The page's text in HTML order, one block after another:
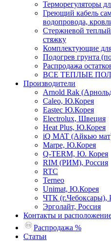
Терморегуляторы
Греющий кабель
водопровода,
Cтержневой
стяжку
Комплектующие
Подогрев грунта
Распродажа
ВСЕ ТЕПЛЫЕ
Производители
Arnold Rak
Caleo, Ю.Корея
Eastec Ю.Корея
Electrolux, Швеция
Heat Plus, Ю.Корея
iQ MAT (Айкью
Marpe, Ю.Корея
Q-TERM, Ю. Корея
RIM (РИМ), Россия
RTC
Terneo
Unimat, Ю.Корея
ЧТК (г.Чебоксары),
Эрголайт, Россия
Контакты и
Распродажа %
Статьи